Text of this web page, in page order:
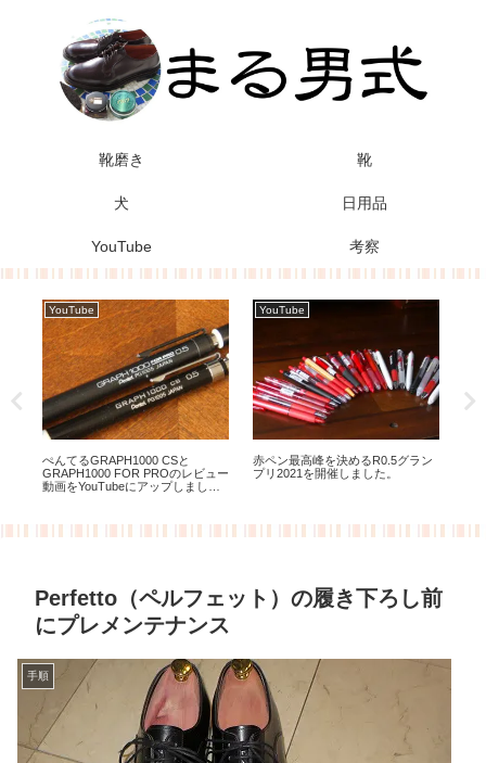
靴磨き 靴
犬 日用品
YouTube 考察
YouTube
ぺんてるGRAPH1000 CSと
GRAPH1000 FOR PROのレビュー
動画をYouTubeにアップしまし
YouTube
赤ペン最高峰を決めるR0.5グラン
プリ2021を開催しました。
Perfetto（ペルフェット）の履き下ろし前
にプレメンテナンス
手順